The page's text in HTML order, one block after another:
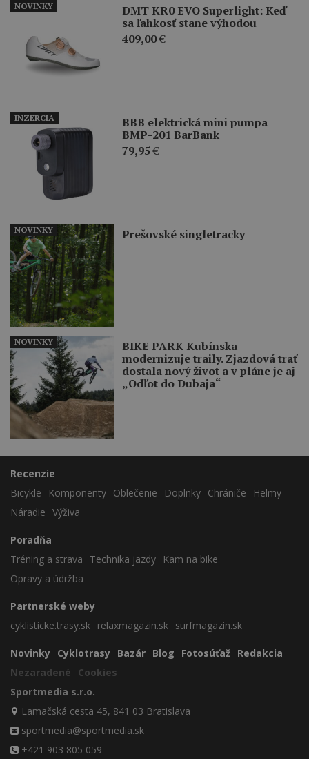
DMT KR0 EVO Superlight: Keď
sa ľahkosť stane výhodou
409,00€
NOVINKY
BBB elektrická mini pumpa
BMP-201 BarBank
79,95€
INZERCIA
Prešovské singletracky
NOVINKY
BIKE PARK Kubínska
modernizuje traily. Zjazdová trať
dostala nový život a v pláne je aj
„Odľot do Dubaja“
NOVINKY
Recenzie
Bicykle
Komponenty Oblečenie Doplnky Chrániče
Helmy
Náradie Výživa
Poradňa
Tréning a strava
Technika jazdy
Kam na bike
Opravy a údržba
Partnerské weby
cyklisticke.trasy.sk relaxmagazin.sk surfmagazin.sk
Novinky Cyklotrasy Bazár Blog Fotosúťaž Redakcia
Nezaradené
Cookies
Sportmedia s.r.o.
Lamačská cesta 45, 841 03 Bratislava
sportmedia@sportmedia.sk
+421 903 805 059